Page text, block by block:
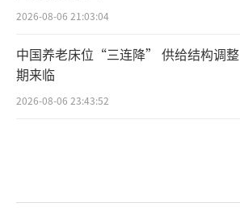
2026-08-06 21:03:04
中国养老床位“三连降” 供给结构调整
期来临
2026-08-06 23:43:52